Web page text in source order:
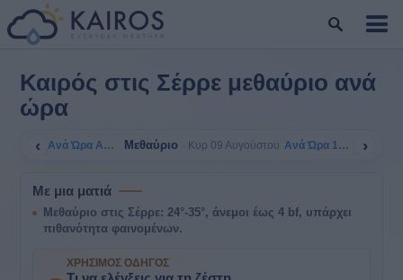
Καιρός στις Σέρρε μεθαύριο ανά
ώρα
‹ Ανά Ώρα Αύριο Μεθαύριο Κυρ 09 Αυγούστου Ανά Ώρα 10/08 ›
Με μια ματιά
Μεθαύριο στις Σέρρε: 24°-35°, άνεμοι έως 4 bf, υπάρχει
πιθανότητα φαινομένων.
ΧΡΉΣΙΜΟΣ ΟΔΗΓΌΣ